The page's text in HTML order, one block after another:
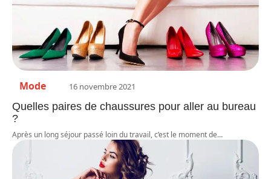
Mode 16 novembre 2021
Quelles paires de chaussures pour aller au bureau
?
Après un long séjour passé loin du travail, c’est le moment de…